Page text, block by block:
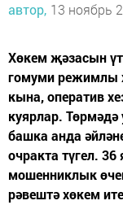
автор, 13 ноябрь
Хөкем җәзасын
гомуми режимлы
кына, оператив
куярлар.
башка анда
очракта түгел.
мошенниклык
рәвештә хөкем